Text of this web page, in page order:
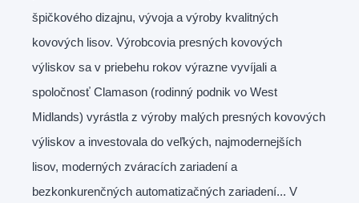
špičkového dizajnu, vývoja a výroby kvalitných
kovových lisov. Výrobcovia presných kovových
výliskov sa v priebehu rokov výrazne vyvíjali a
spoločnosť Clamason (rodinný podnik vo West
Midlands) vyrástla z výroby malých presných kovových
výliskov a investovala do veľkých, najmodernejších
lisov, moderných zváracích zariadení a
bezkonkurenčných automatizačných zariadení... V